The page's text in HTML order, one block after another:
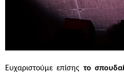
Ευχαριστούμε επίσηςτο